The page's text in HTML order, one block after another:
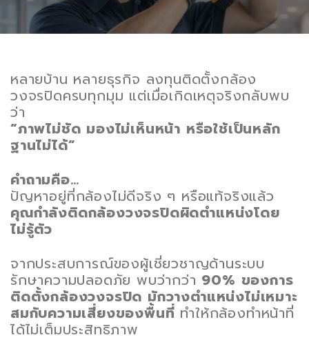
หลายบ้าน หลายธุรกิจ ลงทุนติดตั้งกล้อง
วงจรปิดครบทุกมุม แต่เมื่อเกิดเหตุจริงกลับพบ
ว่า
“ภาพไม่ชัด มองไม่เห็นหน้า หรือใช้เป็นหลัก
ฐานไม่ได้”
คำถามคือ…
ปัญหาอยู่ที่กล้องไม่ดีจริง ๆ หรือแท้จริงแล้ว
คุณกำลังติดกล้องวงจรปิดผิดตำแหน่งโดย
ไม่รู้ตัว
จากประสบการณ์ของผู้เชี่ยวชาญด้านระบบ
รักษาความปลอดภัย พบว่ากว่า 90% ของการ
ติดตั้งกล้องวงจรปิด มักวางตำแหน่งไม่เหมาะ
สมกับความเสี่ยงของพื้นที่ ทำให้กล้องทำหน้าที่
ได้ไม่เต็มประสิทธิภาพ